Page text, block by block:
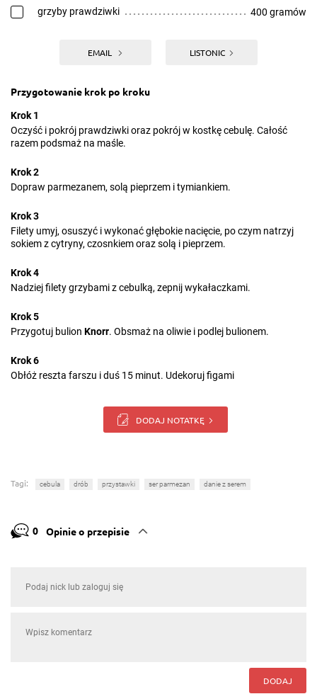
grzyby prawdziwki 400 gramów
EMAIL LISTONIC
Przygotowanie krok po kroku
Krok 1
Oczyść i pokrój prawdziwki oraz pokrój w kostkę cebulę. Całość
razem podsmaż na maśle.
Krok 2
Dopraw parmezanem, solą pieprzem i tymiankiem.
Krok 3
Filety umyj, osuszyć i wykonać głębokie nacięcie, po czym natrzyj
sokiem z cytryny, czosnkiem oraz solą i pieprzem.
Krok 4
Nadziej filety grzybami z cebulką, zepnij wykałaczkami.
Krok 5
Przygotuj bulion Knorr. Obsmaż na oliwie i podlej bulionem.
Krok 6
Obłóż reszta farszu i duś 15 minut. Udekoruj figami
DODAJ NOTATKĘ
Tagi: cebula drób przystawki ser parmezan danie z serem
0 Opinie o przepisie
DODAJ